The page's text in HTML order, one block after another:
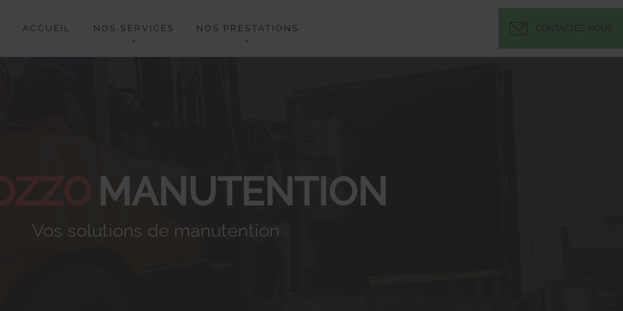
ACCUEIL NOS SERVICES NOS PRESTATIONS CONTACTEZ-NOUS
MANUTENTION
Vos solutions de manutention